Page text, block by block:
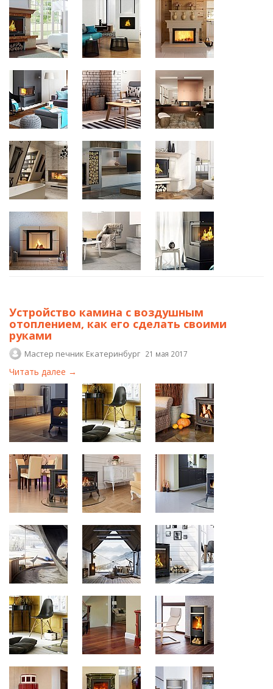
Устройство камина с воздушным
отоплением, как его сделать своими
руками
Мастер печник Екатеринбург 21 мая 2017
Читать далее →